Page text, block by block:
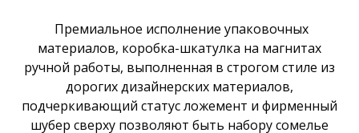
Премиальное исполнение упаковочных
материалов, коробка-шкатулка на магнитах
ручной работы, выполненная в строгом стиле из
дорогих дизайнерских материалов,
подчеркивающий статус ложемент и фирменный
шубер сверху позволяют быть набору сомелье